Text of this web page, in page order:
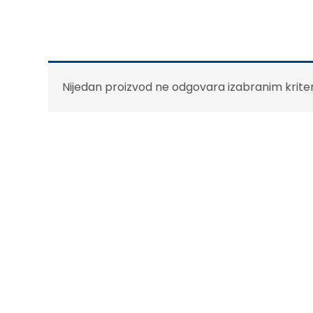
Nijedan proizvod ne odgovara izabranim